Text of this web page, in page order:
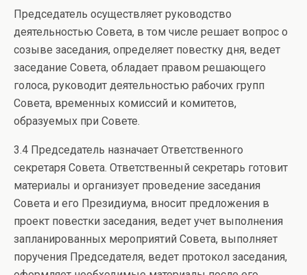
Председатель осуществляет руководство
деятельностью Совета, в том числе решает вопрос о
созыве заседания, определяет повестку дня, ведет
заседание Совета, обладает правом решающего
голоса, руководит деятельностью рабочих групп
Совета, временных комиссий и комитетов,
образуемых при Совете.
3.4 Председатель назначает Ответственного
секретаря Совета. Ответственный секретарь готовит
материалы и организует проведение заседания
Совета и его Президиума, вносит предложения в
проект повестки заседания, ведет учет выполнения
запланированных мероприятий Совета, выполняет
поручения Председателя, ведет протокол заседания,